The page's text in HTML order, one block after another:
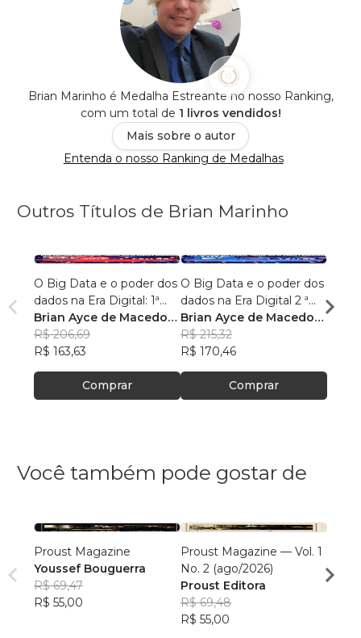
Brian Marinho é Medalha Estreante no nosso Ranking,
com um total de 1 livros vendidos!
Mais sobre o autor
Entenda o nosso Ranking de Medalhas
Outros Títulos de Brian Marinho
O Big Data e o poder dos
dados na Era Digital: 1ª
Edição.
Brian Ayce de Macedo
Marinho
R$ 206,69
R$ 163,63
Comprar
O Big Data e o poder dos
dados na Era Digital 2 ª
Edição:
Brian Ayce de Macedo
Marinho
R$ 215,32
R$ 170,46
Comprar
Você também pode gostar de
Proust Magazine
Youssef Bouguerra
R$ 69,47
R$ 55,00
Proust Magazine — Vol. 1
No. 2 (ago/2026)
Proust Editora
R$ 69,48
R$ 55,00